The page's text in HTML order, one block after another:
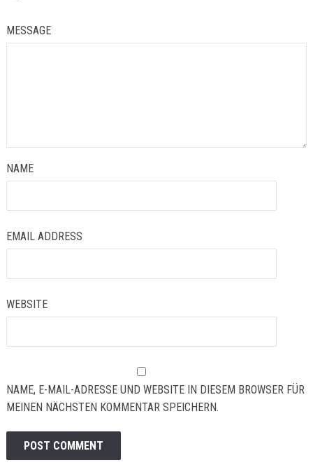
MESSAGE
NAME
EMAIL ADDRESS
WEBSITE
NAME, E-MAIL-ADRESSE UND WEBSITE IN DIESEM BROWSER FÜR
MEINEN NÄCHSTEN KOMMENTAR SPEICHERN.